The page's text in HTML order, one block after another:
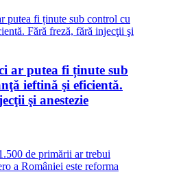
ar putea fi ținute sub
ieftină şi eficientă.
şi anestezie